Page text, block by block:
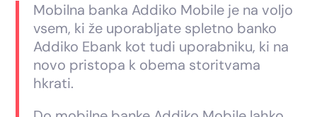
Mobilna banka Addiko Mobile je na voljo
vsem, ki že uporabljate spletno banko
Addiko Ebank kot tudi uporabniku, ki na
novo pristopa k obema storitvama
hkrati.